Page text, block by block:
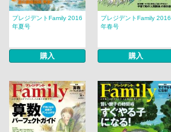
プレジデントFamily 2016
年夏号
購入
プレジデントFamily 2016
年春号
購入